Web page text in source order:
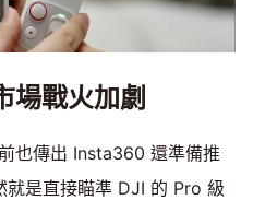
場戰火加劇
也傳出 Insta360 還準備推
是直接瞄準 DJI 的 Pro 級